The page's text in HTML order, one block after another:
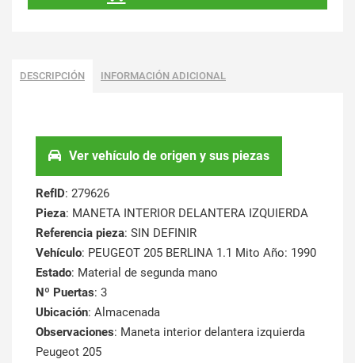
DESCRIPCIÓN INFORMACIÓN ADICIONAL
Ver vehículo de origen y sus piezas
RefID: 279626
Pieza: MANETA INTERIOR DELANTERA IZQUIERDA
Referencia pieza: SIN DEFINIR
Vehículo: PEUGEOT 205 BERLINA 1.1 Mito Año: 1990
Estado: Material de segunda mano
Nº Puertas: 3
Ubicación: Almacenada
Observaciones: Maneta interior delantera izquierda
Peugeot 205